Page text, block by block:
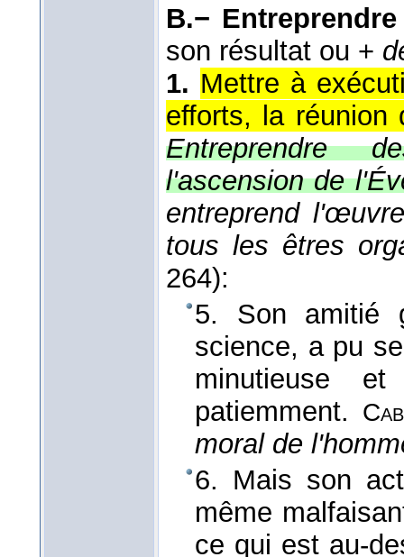
B.− Entreprendre
son résultat ou +
1. Mettre à
efforts, la réunion
Entreprendre
l'ascension de
entreprend
tous les êtres
264):
5. Son amitié
science, a pu
minutieuse
patiemment.
moral de
6. Mais son
même
ce qui est au-